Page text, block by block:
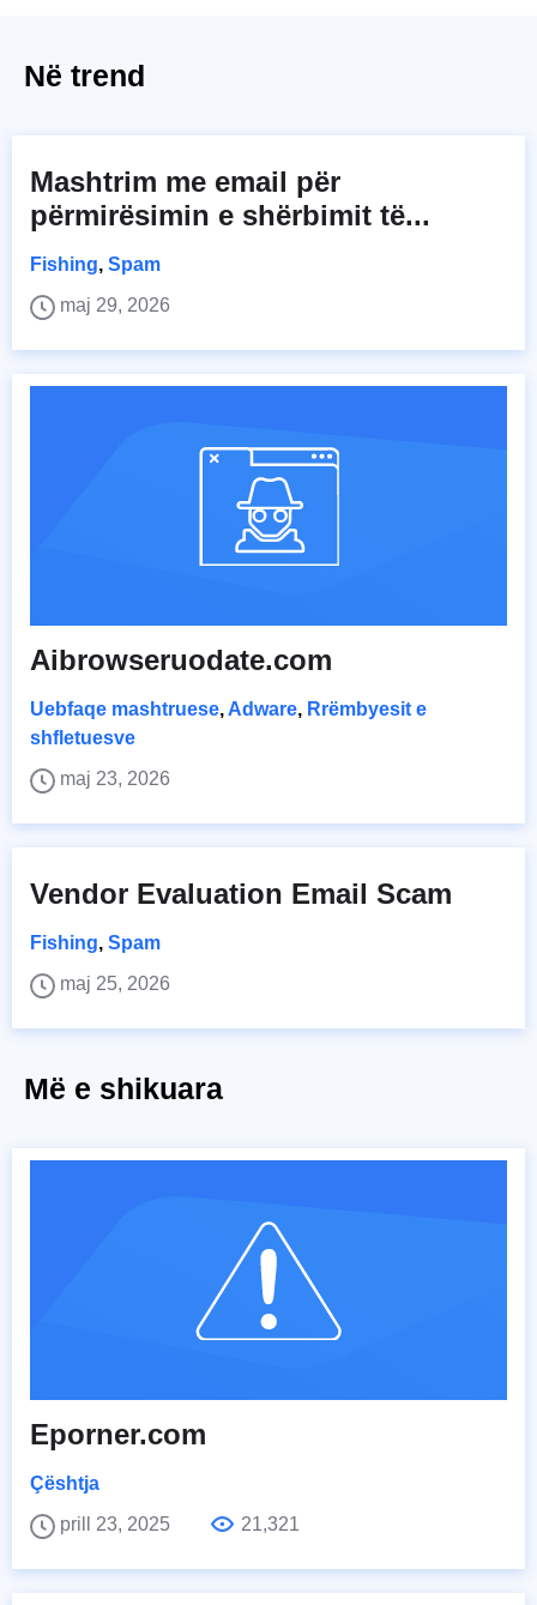
Në trend
Mashtrim me email për
përmirësimin e shërbimit të...
Fishing, Spam
maj 29, 2026
Aibrowseruodate.com
Uebfaqe mashtruese, Adware, Rrëmbyesit e
shfletuesve
maj 23, 2026
Vendor Evaluation Email Scam
Fishing, Spam
maj 25, 2026
Më e shikuara
Eporner.com
Çështja
prill 23, 2025
21,321